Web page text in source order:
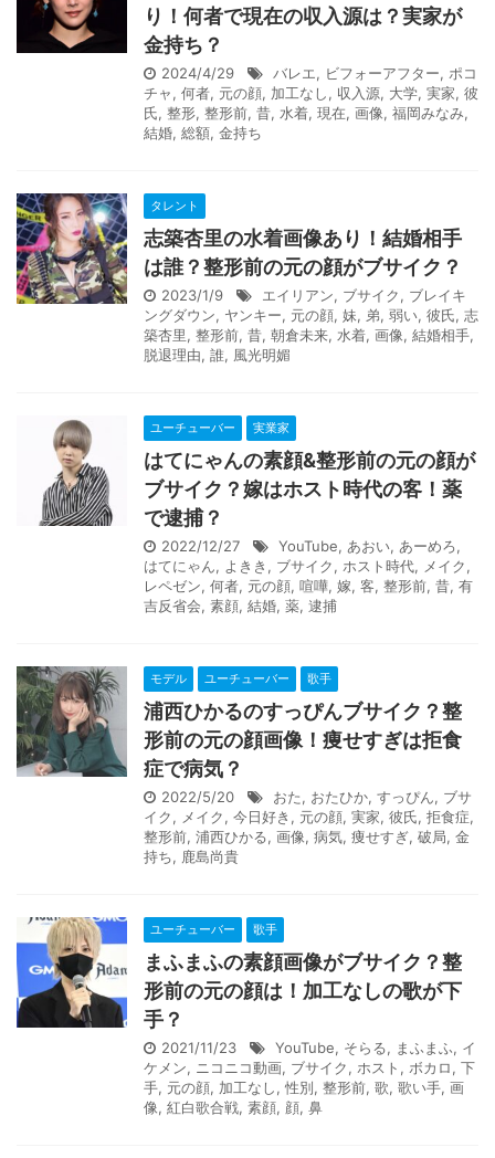
り！何者で現在の収入源は？実家が
金持ち？
2024/4/29 バレエ, ビフォーアフター, ポコ
チャ, 何者, 元の顔, 加工なし, 収入源, 大学, 実家, 彼
氏, 整形, 整形前, 昔, 水着, 現在, 画像, 福岡みなみ,
結婚, 総額, 金持ち
タレント
志築杏里の水着画像あり！結婚相手
は誰？整形前の元の顔がブサイク？
2023/1/9 エイリアン, ブサイク, ブレイキ
ングダウン, ヤンキー, 元の顔, 妹, 弟, 弱い, 彼氏, 志
築杏里, 整形前, 昔, 朝倉未来, 水着, 画像, 結婚相手,
脱退理由, 誰, 風光明媚
ユーチューバー 実業家
はてにゃんの素顔&整形前の元の顔が
ブサイク？嫁はホスト時代の客！薬
で逮捕？
2022/12/27 YouTube, あおい, あーめろ,
はてにゃん, よきき , ブサイク, ホスト時代, メイク,
レペゼン, 何者, 元の顔, 喧嘩, 嫁, 客, 整形前, 昔, 有
吉反省会, 素顔, 結婚, 薬, 逮捕
モデル ユーチューバー 歌手
浦西ひかるのすっぴんブサイク？整
形前の元の顔画像！痩せすぎは拒食
症で病気？
2022/5/20 おた, おたひか, すっぴん, ブサ
イク, メイク, 今日好き , 元の顔, 実家, 彼氏, 拒食症,
整形前, 浦西ひかる, 画像, 病気, 痩せすぎ, 破局, 金
持ち, 鹿島尚貴
ユーチューバー 歌手
まふまふの素顔画像がブサイク？整
形前の元の顔は！加工なしの歌が下
手？
2021/11/23 YouTube, そらる, まふまふ, イ
ケメン, ニコニコ動画, ブサイク, ホスト , ボカロ, 下
手, 元の顔, 加工なし, 性別, 整形前, 歌, 歌い手, 画
像, 紅白歌合戦, 素顔, 顔, 鼻